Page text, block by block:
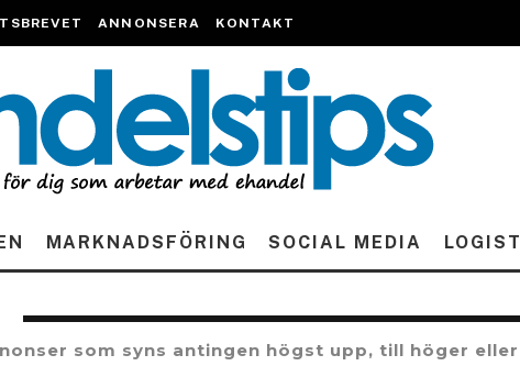
ANNONSERA KONTAKT
MARKNADSFÖRING SOCIAL MEDIA
som syns antingen högst upp, till höger eller